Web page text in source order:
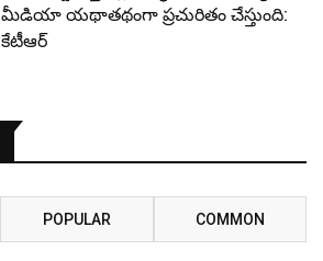
మీడియా యథాతథంగా ప్రచురితం చేస్తుంది:
కేటీఆర్
POPULAR COMMON